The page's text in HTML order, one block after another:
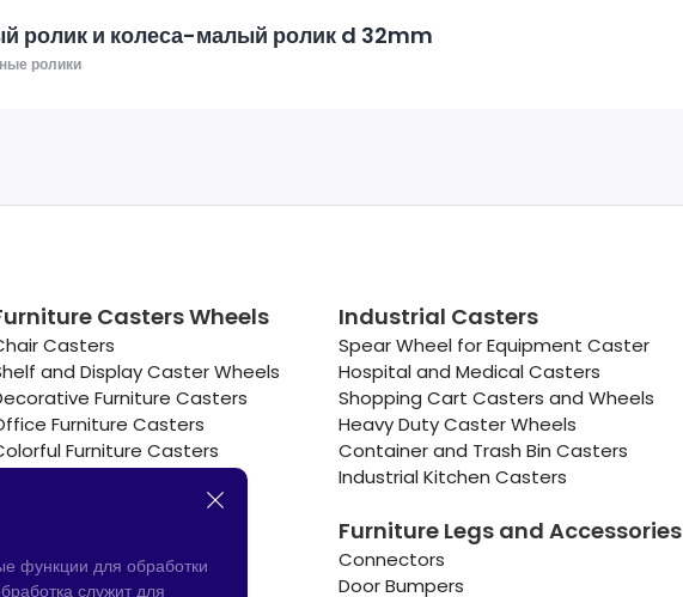
ролик и колеса-малый ролик d 32mm
ролики
Casters Wheels
Casters
and Display Caster Wheels
Furniture Casters
Furniture Casters
Furniture Casters
Industrial Casters
Spear Wheel for Equipment Caster
Hospital and Medical Casters
Shopping Cart Casters and Wheels
Heavy Duty Caster Wheels
Container and Trash Bin Casters
Industrial Kitchen Casters
Furniture Legs and Accessories
Connectors
Door Bumpers
функции для обработки
служит для